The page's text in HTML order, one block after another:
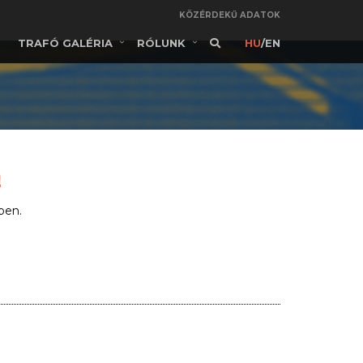
KÖZÉRDEKŰ ADATOK
TRAFÓ GALÉRIA RÓLUNK HU/EN